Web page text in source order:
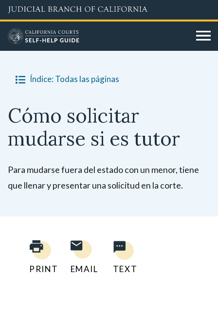
Skip
to
main
content
Índice: Todas las páginas
Cómo solicitar
mudarse si es tutor
Para mudarse fuera del estado con un menor, tiene
que llenar y presentar una solicitud en la corte.
PRINT EMAIL TEXT